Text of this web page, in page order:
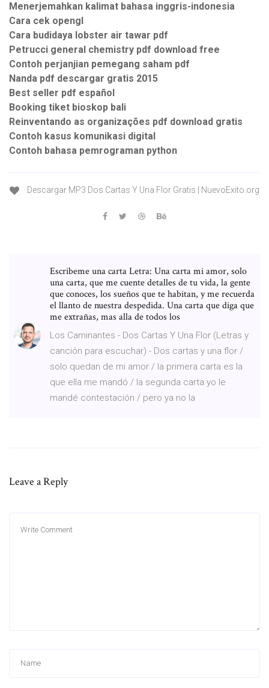
Menerjemahkan kalimat bahasa inggris-indonesia
Cara cek opengl
Cara budidaya lobster air tawar pdf
Petrucci general chemistry pdf download free
Contoh perjanjian pemegang saham pdf
Nanda pdf descargar gratis 2015
Best seller pdf español
Booking tiket bioskop bali
Reinventando as organizações pdf download gratis
Contoh kasus komunikasi digital
Contoh bahasa pemrograman python
Descargar MP3 Dos Cartas Y Una Flor Gratis | NuevoExito.org
Escribeme una carta Letra: Una carta mi amor, solo
una carta, que me cuente detalles de tu vida, la gente
que conoces, los sueños que te habitan, y me recuerda
el llanto de nuestra despedida. Una carta que diga que
me extrañas, mas alla de todos los
Los Caminantes - Dos Cartas Y Una Flor (Letras y
canción para escuchar) - Dos cartas y una flor /
solo quedan de mi amor / la primera carta es la
que ella me mandó / la segunda carta yo le
mandé contestación / pero ya no la
Leave a Reply